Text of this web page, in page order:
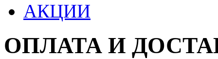
АКЦИИ
ОПЛАТА И